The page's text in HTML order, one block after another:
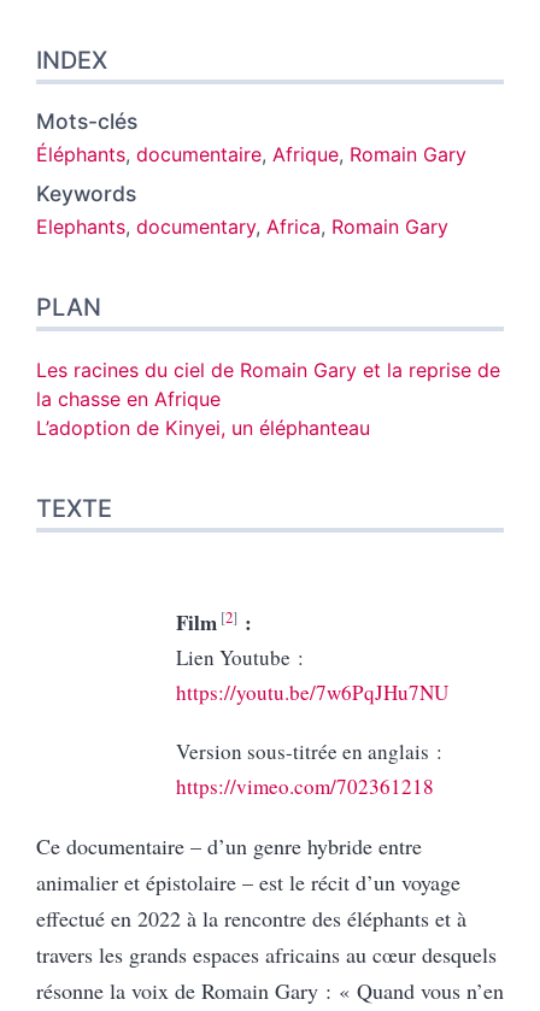
INDEX
Mots-clés
Éléphants, documentaire, Afrique, Romain Gary
Keywords
Elephants, documentary, Africa, Romain Gary
PLAN
Les racines du ciel de Romain Gary et la reprise de
la chasse en Afrique
L’adoption de Kinyei, un éléphanteau
TEXTE
Film 2 :
Lien Youtube :
https://youtu.be/7w6PqJHu7NU
Version sous-titrée en anglais :
https://vimeo.com/702361218
Ce documentaire – d’un genre hybride entre
animalier et épistolaire – est le récit d’un voyage
effectué en 2022 à la rencontre des éléphants et à
travers les grands espaces africains au cœur desquels
résonne la voix de Romain Gary : « Quand vous n’en